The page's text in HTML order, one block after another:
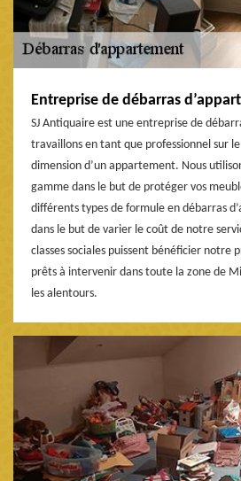
Entreprise de débarras
SJ Antiquaire est une entreprise de
travaillons en tant que professionnel sur
dimension d’un appartement. Nous
gamme dans le but de protéger vos
différents types de formule en débarras
dans le but de varier le coût de notre
classes sociales puissent bénéficier notre
prêts à intervenir dans toute la zone de
les alentours.